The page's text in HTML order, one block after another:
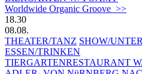
Worldwide Organic Groove >>
18.30
08.08.
THEATER/TANZ SHOW/
ESSEN/TRINKEN
TIERGARTEN­RESTAURANT